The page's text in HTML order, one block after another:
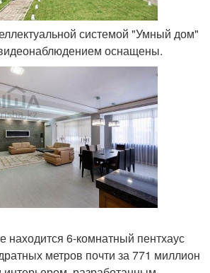
системой "Умный дом"
оснащены.
находится 6-комнатный пентхаус
метров почти за 771 миллион